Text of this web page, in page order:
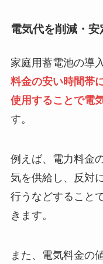
電気代を削減・安
家庭用蓄電池の導
料金の安い時間帯
使用することで電
す。
例えば、電力料金
気を供給し、反対
行うなどすること
きます。
また、電気料金の